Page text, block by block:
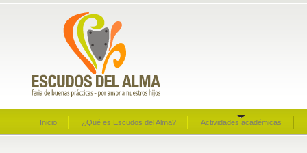
Inicio ¿Qué es Escudos del Alma? Actividades académicas